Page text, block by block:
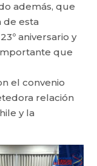
además, que
de esta
aniversario y
que
el convenio
relación
y la